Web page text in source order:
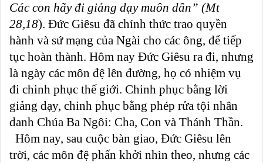
Các con hãy đi giảng dạy muôn dân” (Mt
28,18). Đức Giêsu đã chính thức trao quyền
hành và sứ mạng của Ngài cho các ông, để tiếp
tục hoàn thành. Hôm nay Đức Giêsu ra đi, nhưng
là ngày các môn đệ lên đường, họ có nhiệm vụ
đi chinh phục thế giới. Chinh phục bằng lời
giảng dạy, chinh phục bằng phép rửa tội nhân
danh Chúa Ba Ngôi: Cha, Con và Thánh Thần.
Hôm nay, sau cuộc bàn giao, Đức Giêsu lên
trời, các môn đệ phấn khởi nhìn theo, nhưng các